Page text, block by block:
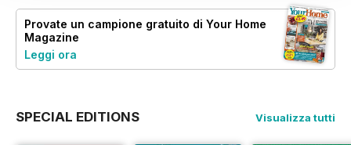
Provate un campione gratuito di Your Home
Magazine
Leggi ora
SPECIAL EDITIONS Visualizza tutti